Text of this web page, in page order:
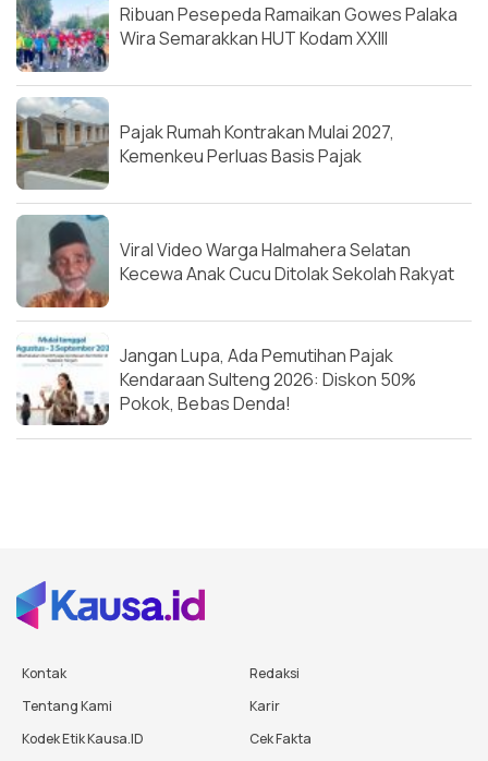
Ribuan Pesepeda Ramaikan Gowes Palaka
Wira Semarakkan HUT Kodam XXIII
Pajak Rumah Kontrakan Mulai 2027,
Kemenkeu Perluas Basis Pajak
Viral Video Warga Halmahera Selatan
Kecewa Anak Cucu Ditolak Sekolah Rakyat
Jangan Lupa, Ada Pemutihan Pajak
Kendaraan Sulteng 2026: Diskon 50%
Pokok, Bebas Denda!
Kontak
Redaksi
Tentang Kami
Karir
Kodek Etik Kausa.ID
Cek Fakta